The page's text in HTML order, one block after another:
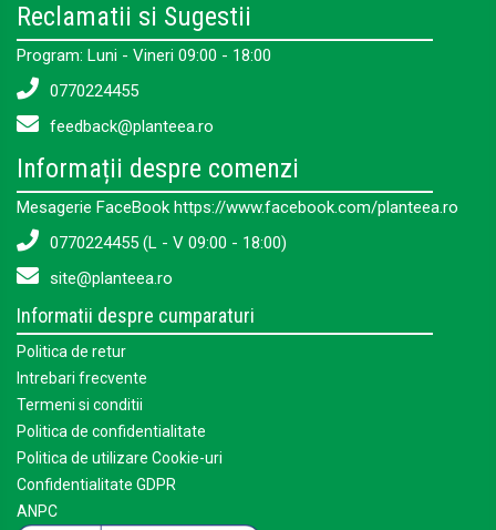
Reclamatii si Sugestii
Program: Luni - Vineri 09:00 - 18:00
0770224455
feedback@planteea.ro
Informații despre comenzi
Mesagerie FaceBook https://www.facebook.com/planteea.ro
0770224455 (L - V 09:00 - 18:00)
site@planteea.ro
Informatii despre cumparaturi
Politica de retur
Intrebari frecvente
Termeni si conditii
Politica de confidentialitate
Politica de utilizare Cookie-uri
Confidentialitate GDPR
ANPC